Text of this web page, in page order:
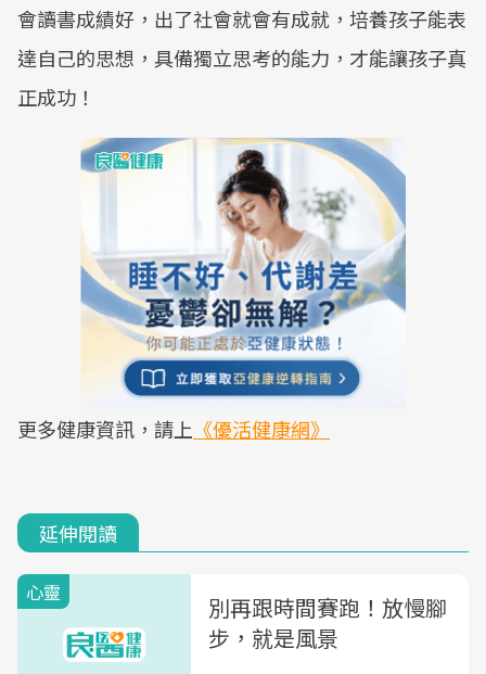
會讀書成績好，出了社會就會有成就，培養孩子能表
達自己的思想，具備獨立思考的能力，才能讓孩子真
正成功！
更多健康資訊，請上 《優活健康網》
延伸閱讀
心靈
別再跟時間賽跑！放慢腳
步，就是風景